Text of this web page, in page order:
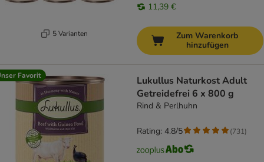
5 Varianten
11,39 €
Zum Warenkorb
hinzufügen
Favorit
Lukullus Naturkost Adult
Getreidefrei 6 x 800 g
Rind & Perlhuhn
Rating: 4.8/5 (731)